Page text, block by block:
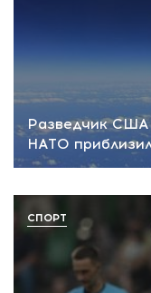
Разведчик США
НАТО
СПОРТ